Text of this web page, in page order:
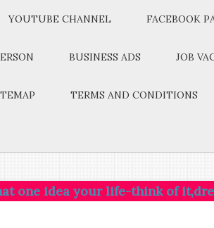
YOUTUBE CHANNEL FACEBOOK
BUSINESS ADS JOB
TERMS AND CONDITIONS
your life-think of it,dream of